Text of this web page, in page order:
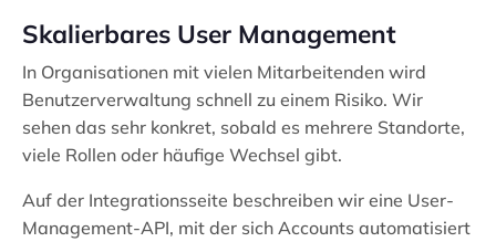
Skalierbares User Management
In Organisationen mit vielen Mitarbeitenden wird
Benutzerverwaltung schnell zu einem Risiko. Wir
sehen das sehr konkret, sobald es mehrere Standorte,
viele Rollen oder häufige Wechsel gibt.
Auf der Integrationsseite beschreiben wir eine User-
Management-API, mit der sich Accounts automatisiert